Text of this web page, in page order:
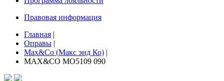
Правовая информация
Главная |
Оправы |
Max&Co (Макс энд Ко) |
MAX&CO MO5109 090